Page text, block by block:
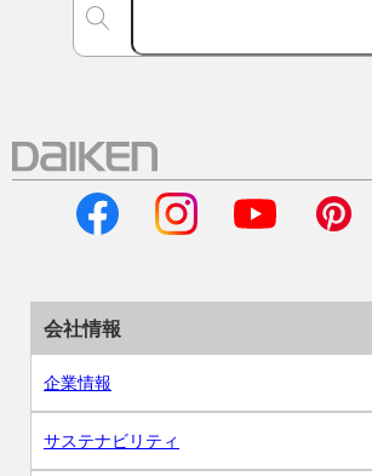
会社情報
企業情報
サステナビリティ